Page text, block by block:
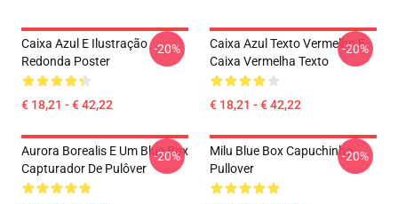
Caixa Azul E Ilustração
Redonda Poster
€ 18,21 - € 42,22
-20%
Caixa Azul Texto Vermelho E
Caixa Vermelha Texto
€ 18,21 - € 42,22
-20%
Aurora Borealis E Um Blue Box
Capturador De Pulôver
-20%
Milu Blue Box Capuchinho
Pullover
-20%